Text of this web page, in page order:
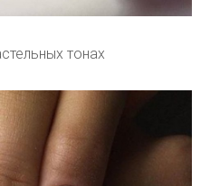
тонах